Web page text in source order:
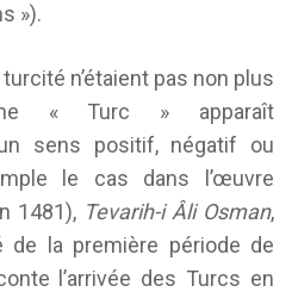
»).
n’étaient pas non plus
« Turc » apparaît
sens positif, négatif ou
le cas dans l’œuvre
1481), Tevarih-i Âli Osman,
de la première période de
l’arrivée des Turcs en